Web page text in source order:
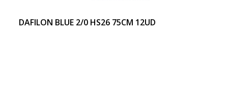
DAFILON BLUE 2/0 HS26 75CM 12UD